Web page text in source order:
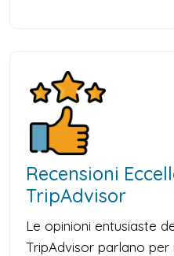
Recensioni
TripAdvisor
Le opinioni entusiaste
TripAdvisor parlano per